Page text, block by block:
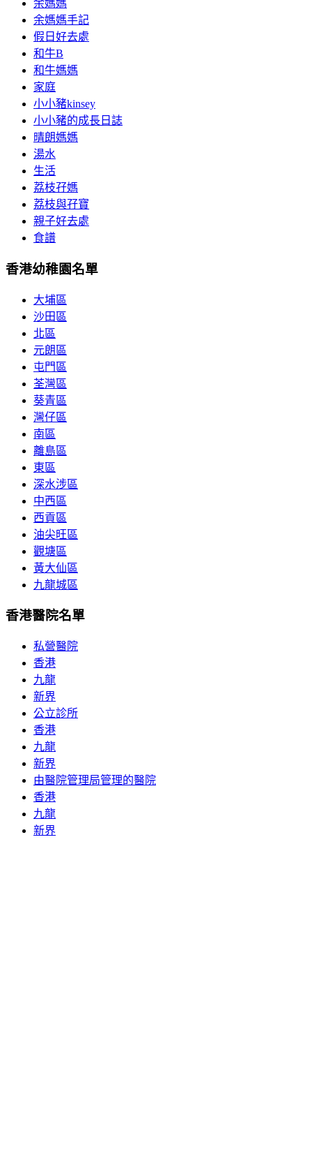
余媽媽
余媽媽手記
假日好去處
和牛B
和牛媽媽
家庭
小小豬kinsey
小小豬的成長日誌
晴朗媽媽
湯水
生活
荔枝孖媽
荔枝與孖寶
親子好去處
食譜
香港幼稚園名單
大埔區
沙田區
北區
元朗區
屯門區
荃灣區
葵青區
灣仔區
南區
離島區
東區
深水涉區
中西區
西貢區
油尖旺區
觀塘區
黃大仙區
九龍城區
香港醫院名單
私營醫院
香港
九龍
新界
公立診所
香港
九龍
新界
由醫院管理局管理的醫院
香港
九龍
新界